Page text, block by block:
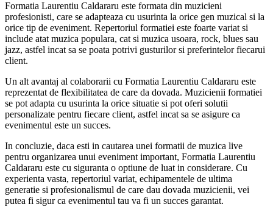
Formatia Laurentiu Caldararu este formata din muzicieni
profesionisti, care se adapteaza cu usurinta la orice gen muzical si la
orice tip de eveniment. Repertoriul formatiei este foarte variat si
include atat muzica populara, cat si muzica usoara, rock, blues sau
jazz, astfel incat sa se poata potrivi gusturilor si preferintelor fiecarui
client.
Un alt avantaj al colaborarii cu Formatia Laurentiu Caldararu este
reprezentat de flexibilitatea de care da dovada. Muzicienii formatiei
se pot adapta cu usurinta la orice situatie si pot oferi solutii
personalizate pentru fiecare client, astfel incat sa se asigure ca
evenimentul este un succes.
In concluzie, daca esti in cautarea unei formatii de muzica live
pentru organizarea unui eveniment important, Formatia Laurentiu
Caldararu este cu siguranta o optiune de luat in considerare. Cu
experienta vasta, repertoriul variat, echipamentele de ultima
generatie si profesionalismul de care dau dovada muzicienii, vei
putea fi sigur ca evenimentul tau va fi un succes garantat.